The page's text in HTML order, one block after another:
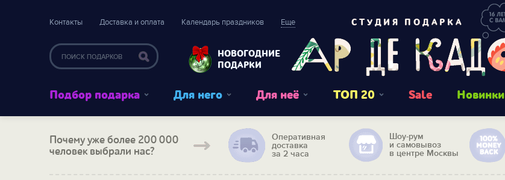
Контакты Доставка и оплата Календарь праздников Еще
НОВОГОДНИЕ
ПОДАРКИ
СТУДИЯ ПОДАРКА
Подбор подарка Для него Для неё ТОП 20 Sale Новинки
Почему уже более 200 000
человек выбрали нас?
Оперативная
доставка
за 2 часа
Шоу-рум
и самовывоз
в центре Москвы